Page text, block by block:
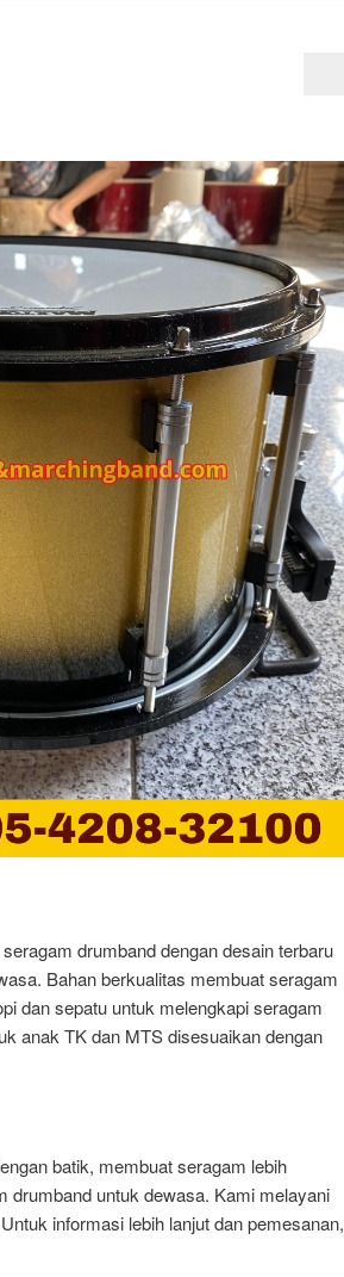
drumband dengan desain terbaru
Bahan berkualitas membuat seragam
dan sepatu untuk melengkapi seragam
anak TK dan MTS disesuaikan dengan
batik, membuat seragam lebih
drumband untuk dewasa. Kami melayani
informasi lebih lanjut dan pemesanan,